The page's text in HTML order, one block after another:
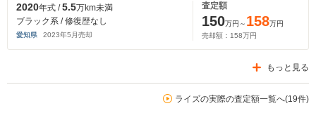
2020年式 /5.5万km未満
ブラック系 / 修復歴なし
愛知県 2023年5 月売却
査定額
150万円～ 158万円
売却額： 158万円
もっと見る
ライズの実際の査定額一覧へ(19件)